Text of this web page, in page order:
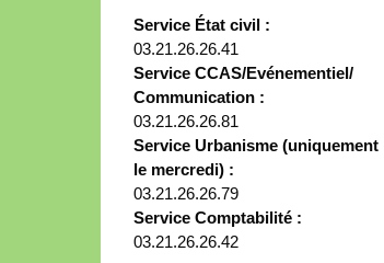
Service État civil :
03.21.26.26.41
Service CCAS/Evénementiel/
Communication :
03.21.26.26.81
Service Urbanisme (uniquement
le mercredi) :
03.21.26.26.79
Service Comptabilité :
03.21.26.26.42